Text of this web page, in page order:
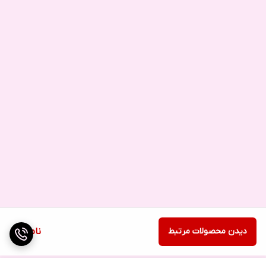
ناموجود دیدن محصولات مرتبط